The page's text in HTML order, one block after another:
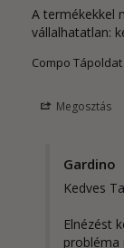
A termékekkel
vállalhatatlan:
Compo
Megosztás
Gardino
Kedves
Elnézést
probléma